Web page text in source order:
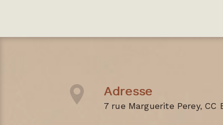
Adresse
7 rue Marguerite Perey, CC